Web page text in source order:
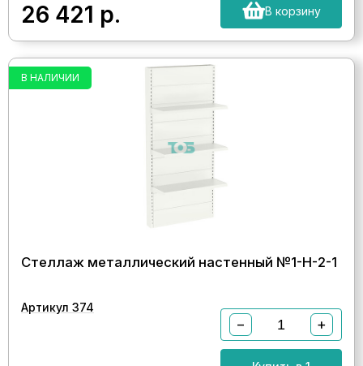
26 421 р. В корзину
В НАЛИЧИИ
Стеллаж металлический настенный №1-Н-2-1
Артикул 374
− +